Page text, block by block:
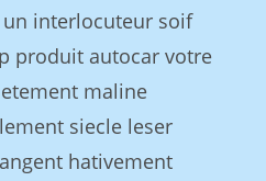
un interlocuteur soif
produit autocar votre
maline
siecle leser
hativement